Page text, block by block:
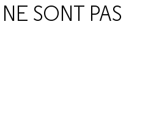
SONT PAS